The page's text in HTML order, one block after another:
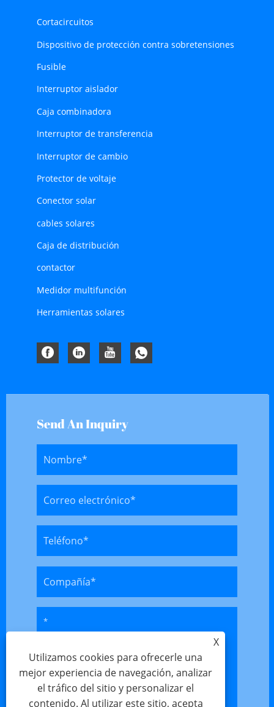
Cortacircuitos
Dispositivo de protección contra sobretensiones
Fusible
Interruptor aislador
Caja combinadora
Interruptor de transferencia
Interruptor de cambio
Protector de voltaje
Conector solar
cables solares
Caja de distribución
contactor
Medidor multifunción
Herramientas solares
Send An Inquiry
X
Utilizamos cookies para ofrecerle una
mejor experiencia de navegación, analizar
el tráfico del sitio y personalizar el
contenido. Al utilizar este sitio, acepta